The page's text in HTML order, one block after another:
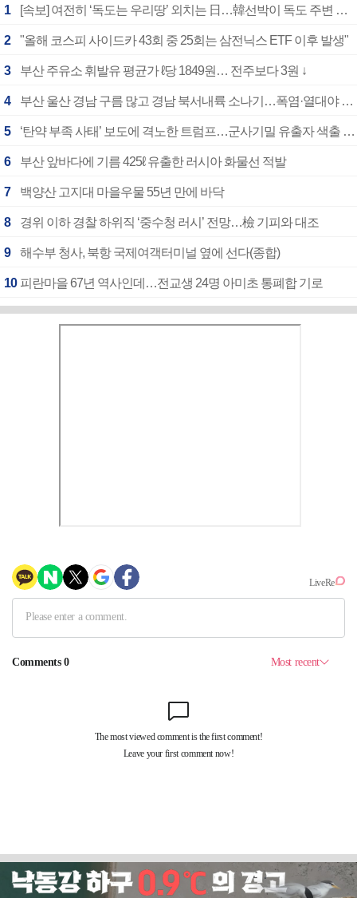
1 [속보] 여전히 ‘독도는 우리땅’ 외치는 日…韓선박이 독도 주변 해양조사 활동하자 반발
2 "올해 코스피 사이드카 43회 중 25회는 삼전닉스 ETF 이후 발생"
3 부산 주유소 휘발유 평균가 ℓ당 1849원… 전주보다 3원 ↓
4 부산 울산 경남 구름 많고 경남 북서내륙 소나기…폭염·열대야 계속
5 ‘탄약 부족 사태’ 보도에 격노한 트럼프…군사기밀 유출자 색출 지시
6 부산 앞바다에 기름 425ℓ 유출한 러시아 화물선 적발
7 백양산 고지대 마을우물 55년 만에 바닥
8 경위 이하 경찰 하위직 ‘중수청 러시’ 전망…檢 기피와 대조
9 해수부 청사, 북항 국제여객터미널 옆에 선다(종합)
10 피란마을 67년 역사인데…전교생 24명 아미초 통폐합 기로